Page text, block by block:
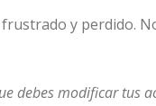
y perdido.
debes modificar tus